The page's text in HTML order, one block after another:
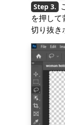
を押し
切り抜き